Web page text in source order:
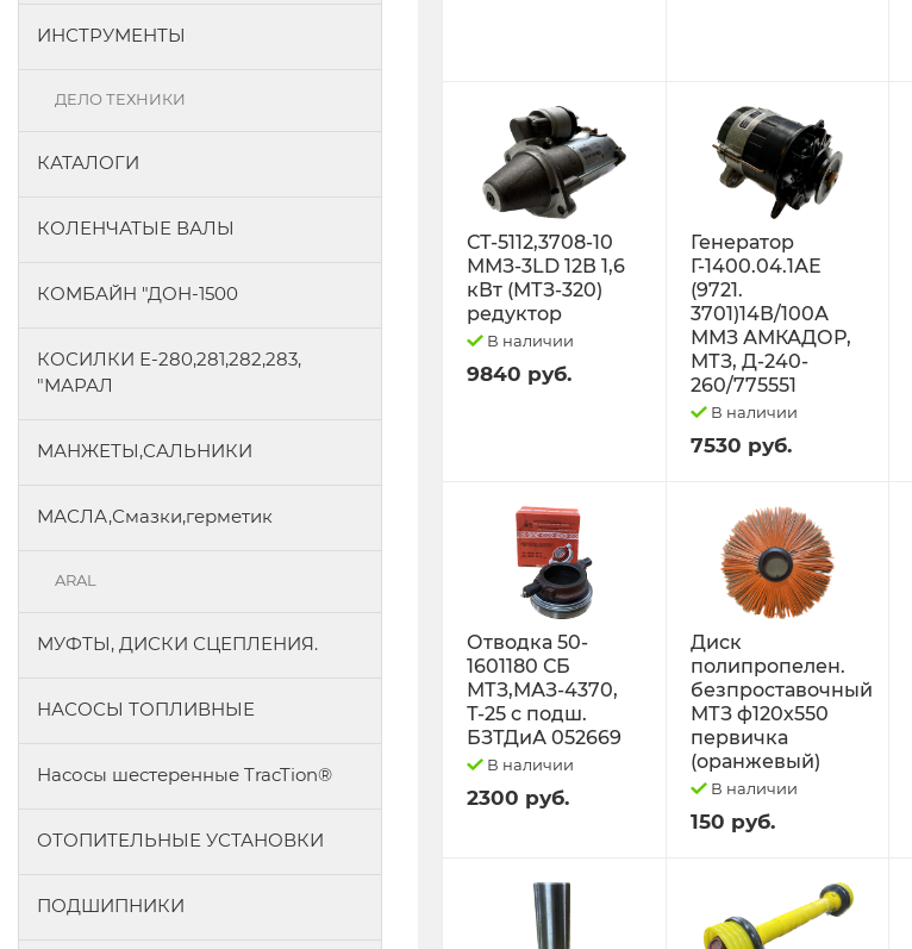
ИНСТРУМЕНТЫ
ДЕЛО ТЕХНИКИ
КАТАЛОГИ
КОЛЕНЧАТЫЕ ВАЛЫ
КОМБАЙН "ДОН-1500
КОСИЛКИ Е-280,281,282,283,
"МАРАЛ
МАНЖЕТЫ,САЛЬНИКИ
МАСЛА,Смазки,герметик
ARAL
МУФТЫ, ДИСКИ СЦЕПЛЕНИЯ.
НАСОСЫ ТОПЛИВНЫЕ
Насосы шестеренные TracTion®
ОТОПИТЕЛЬНЫЕ УСТАНОВКИ
ПОДШИПНИКИ
СТ-5112,3708-10
ММЗ-3LD 12В 1,6
кВт (МТЗ-320)
редуктор
В наличии
9840 руб.
Генератор
Г-1400.04.1АЕ
(9721.
3701)14В/100А
ММЗ АМКАДОР,
МТЗ, Д-240-
260/775551
В наличии
7530 руб.
Отводка 50-
1601180 СБ
МТЗ,МАЗ-4370,
Т-25 с подш.
БЗТДиА 052669
В наличии
2300 руб.
Диск
полипропелен.
безпроставочный
МТЗ ф120х550
первичка
(оранжевый)
В наличии
150 руб.